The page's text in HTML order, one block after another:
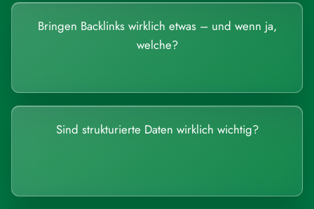
Bringen Backlinks wirklich etwas – und wenn ja,
welche?
Sind strukturierte Daten wirklich wichtig?